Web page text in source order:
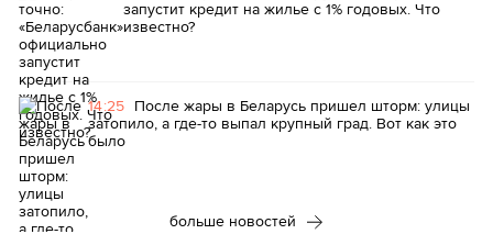
запустит кредит на жилье с 1% годовых. Что
известно?
14:25 После жары в Беларусь пришел шторм: улицы
затопило, а где-то выпал крупный град. Вот как это
было
больше новостей